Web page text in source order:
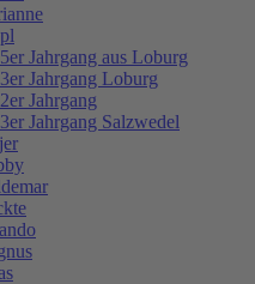
Jahrgang aus Loburg
Jahrgang Loburg
Jahrgang
Jahrgang Salzwedel